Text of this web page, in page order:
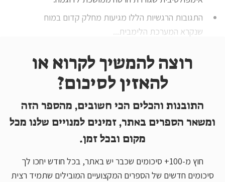
התגובות הרגשיות הללו מגיעות מחלק קדום במוח
שנקרא המערכת הלימבית...
רוצה להמשיך לקרוא או
להאזין לסיכום?
התובנות והכלים הכי חשובים, מהספר הזה
ומשאר הספרים באתר, זמינים למנויים שלנו מכל
מקום ובכל זמן.
חוץ מ-100+ סיכומים שכבר יש באתר, בכל חודש יחכו לך
סיכומים חדשים של הספרים המקצועיים המובילים שתמיד רצית